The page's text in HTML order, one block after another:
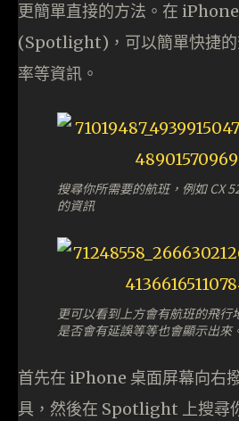
更簡單直接的方法。在
(Spotlight)，可以簡單快捷的
率等資訊。
搜尋你所需要的航班，例如 CX
的資訊
更可以看到上方會有航班的飛行
是否會有延誤等等也會顯示出來
首先在 iPhone 桌面屏幕向右
具，然後在 Spotlight 上搜尋